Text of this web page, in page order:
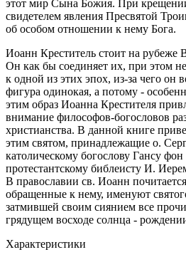
этот мир Сына Божия. При
свидетелем явления Пресвятой
об особом отношении к нему Бога.
Иоанн Креститель стоит на рубеже
Он как бы соединяет их, при этом
к одной из этих эпох, из-за чего он
фигура одинокая, а потому -
этим образ Иоанна Крестителя
внимание философов-богословов
христианства. В данной книге
этим святом, принадлежащие о.
католическому богослову Гансу фон
протестантскому библеисту И.
В православии св. Иоанн
обращенные к нему, именуют
затмившей своим сиянием все
грядущем восходе солнца -
Характеристики